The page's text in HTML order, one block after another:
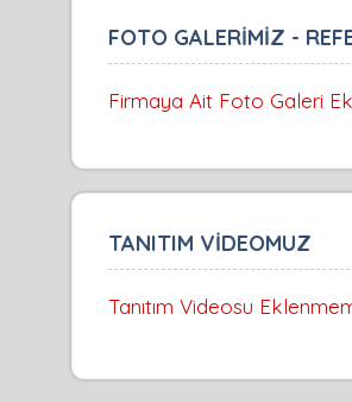
FOTO GALERİMİZ -
Firmaya Ait Foto Galeri
TANITIM VİDEOMUZ
Tanıtım Videosu